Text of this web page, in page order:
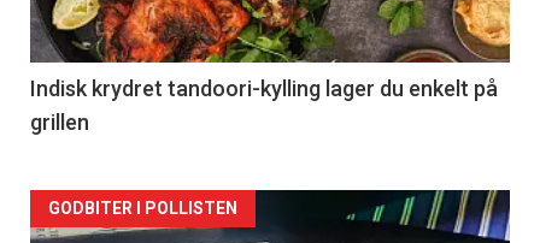
-
2
Indisk krydret tandoori-kylling lager du enkelt på
grillen
Forsiden
GODBITER I POLLISTEN